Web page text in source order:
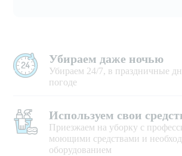
Убираем даже ночью
Убираем 24/7, в праздничные
погоде
Используем свои
Приезжаем на уборку с
моющими средствами и
оборудованием